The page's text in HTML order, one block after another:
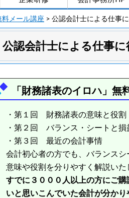
料メール講座 > 公認会計士による仕事
公認会計士による仕事
「財務諸表のイロハ」無
・第１回 財務諸表の意味と役割
・第２回 バランス・シートと損
・第３回 最近の会計事情
会計初心者の方でも、バランス
意味や役割を分りやすく解説いた
すでに３０００人以上の方にご
いと思いこんでいた会計が分か